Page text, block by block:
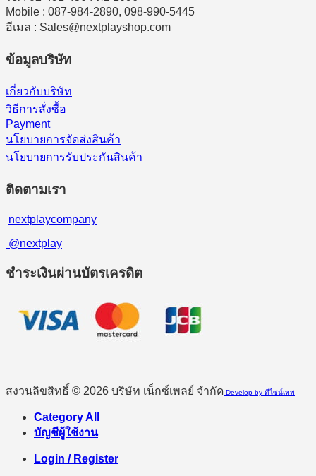
Mobile : 087-984-2890, 098-990-5445
อีเมล : Sales@nextplayshop.com
ข้อมูลบริษัท
เกี่ยวกับบริษัท
วิธีการสั่งซื้อ
Payment
นโยบายการจัดส่งสินค้า
นโยบายการรับประกันสินค้า
ติดตามเรา
nextplaycompany
@nextplay
ชำระเงินผ่านบัตรเครดิต
สงวนลิขสิทธิ์ © 2026 บริษัท เน็กซ์เพลย์ จำกัด Develop by ดีไซน์เทพ
Category All
บัญชีผู้ใช้งาน
Login / Register